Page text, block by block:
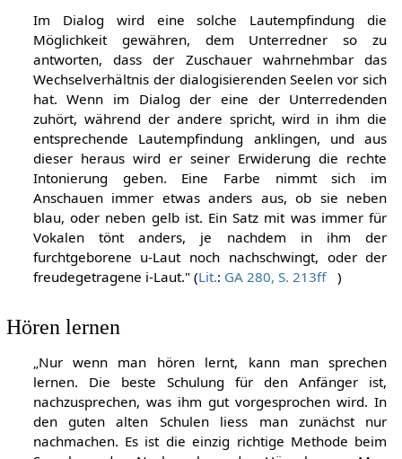
Im Dialog wird eine solche Lautempfindung die
Möglichkeit gewähren, dem Unterredner so zu
antworten, dass der Zuschauer wahrnehmbar das
Wechselverhältnis der dialogisierenden Seelen vor sich
hat. Wenn im Dialog der eine der Unterredenden
zuhört, während der andere spricht, wird in ihm die
entsprechende Lautempfindung anklingen, und aus
dieser heraus wird er seiner Erwiderung die rechte
Intonierung geben. Eine Farbe nimmt sich im
Anschauen immer etwas anders aus, ob sie neben
blau, oder neben gelb ist. Ein Satz mit was immer für
Vokalen tönt anders, je nachdem in ihm der
furchtgeborene u-Laut noch nachschwingt, oder der
„Nur wenn man hören lernt, kann man sprechen
lernen. Die beste Schulung für den Anfänger ist,
nachzusprechen, was ihm gut vorgesprochen wird. In
den guten alten Schulen liess man zunächst nur